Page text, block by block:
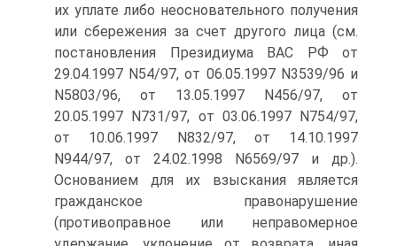
их уплате либо неосновательного получения
или сбережения за счет другого лица (см.
постановления Президиума ВАС РФ от
29.04.1997 N54/97, от 06.05.1997 N3539/96 и
N5803/96, от 13.05.1997 N456/97, от
20.05.1997 N731/97, от 03.06.1997 N754/97,
от 10.06.1997 N832/97, от 14.10.1997
N944/97, от 24.02.1998 N6569/97 и др.).
Основанием для их взыскания является
гражданское правонарушение
(противоправное или неправомерное